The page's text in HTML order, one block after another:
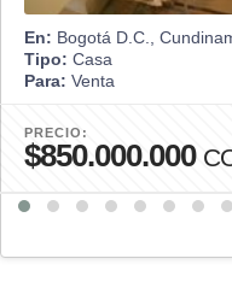
En: Bogotá D.C.,
Tipo: Casa
Para: Venta
PRECIO:
$850.000.000